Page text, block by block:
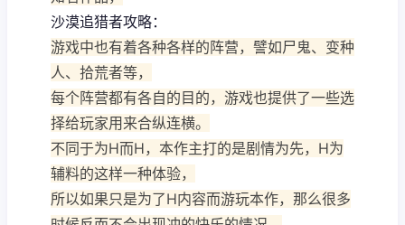
沙漠追猎者攻略：
游戏中也有着各种各样的阵营，譬如尸鬼、变种
人、拾荒者等，
每个阵营都有各自的目的，游戏也提供了一些选
择给玩家用来合纵连横。
不同于为H而H，本作主打的是剧情为先，H为
辅料的这样一种体验，
所以如果只是为了H内容而游玩本作，那么很多